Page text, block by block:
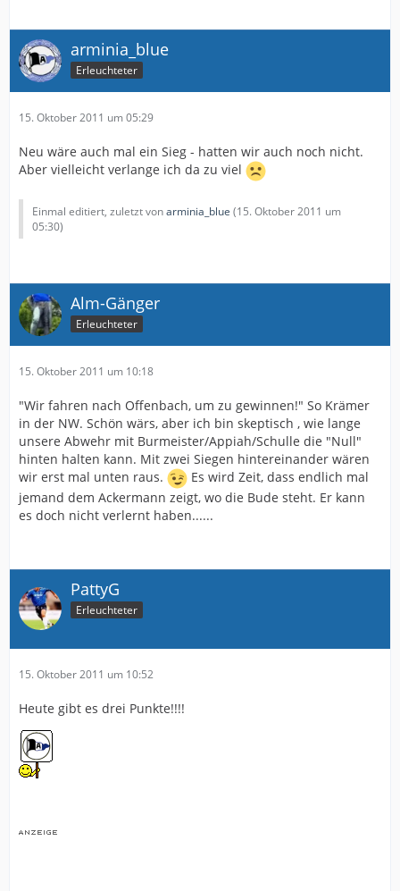
arminia_blue
Erleuchteter
15. Oktober 2011 um 05:29
Neu wäre auch mal ein Sieg - hatten wir auch noch nicht.
Aber vielleicht verlange ich da zu viel
Einmal editiert, zuletzt vonarminia_blue (15. Oktober 2011 um
05:30)
Alm-Gänger
Erleuchteter
15. Oktober 2011 um 10:18
"Wir fahren nach Offenbach, um zu gewinnen!" So Krämer
in der NW. Schön wärs, aber ich bin skeptisch , wie lange
unsere Abwehr mit Burmeister/Appiah/Schulle die "Null"
hinten halten kann. Mit zwei Siegen hintereinander wären
wir erst mal unten raus.
Es wird Zeit, dass endlich mal
jemand dem Ackermann zeigt, wo die Bude steht. Er kann
es doch nicht verlernt haben......
PattyG
Erleuchteter
15. Oktober 2011 um 10:52
Heute gibt es drei Punkte!!!!